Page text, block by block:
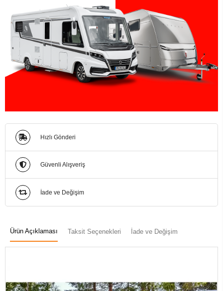
Hızlı Gönderi
Güvenli Alışveriş
İade ve Değişim
Ürün Açıklaması Taksit Seçenekleri İade ve Değişim